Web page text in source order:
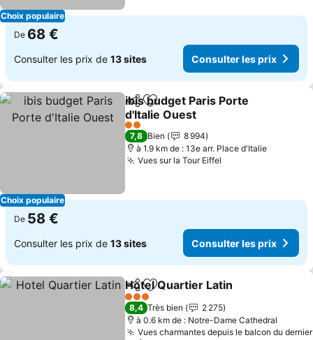
Choix populaire
De 68 €
Consulter les prix de 13 sites Consulter les prix
Choix populaire
PartagerAjouter à mes favoris
ibis budget Paris Porte
d'Italie Ouest
2 Étoiles
7,8 Bien
8 994
à 1.9 km de : 13e arr. Place d'Italie
Vues sur la Tour Eiffel
De 58 €
Consulter les prix de 13 sites Consulter les prix
PartagerAjouter à mes favoris
Hotel Quartier Latin
3 Étoiles
8,4 Très bien
2 275
à 0.6 km de : Notre-Dame Cathedral
Vues charmantes depuis le balcon du dernier